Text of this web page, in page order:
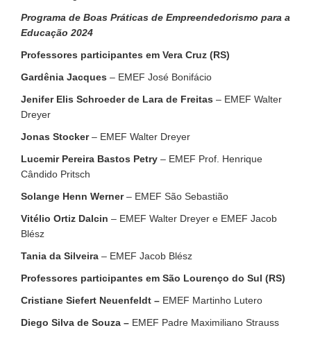
Programa de Boas Práticas de Empreendedorismo para a
Educação 2024
Professores participantes em Vera Cruz (RS)
Gardênia Jacques – EMEF José Bonifácio
Jenifer Elis Schroeder de Lara de Freitas – EMEF Walter
Dreyer
Jonas Stocker– EMEF Walter Dreyer
Lucemir Pereira Bastos Petry – EMEF Prof. Henrique
Cândido Pritsch
Solange Henn Werner– EMEF São Sebastião
Vitélio Ortiz Dalcin – EMEF Walter Dreyer e EMEF Jacob
Blész
Tania da Silveira – EMEF Jacob Blész
Professores participantes em São Lourenço do Sul (RS)
Cristiane Siefert Neuenfeldt – EMEF Martinho Lutero
Diego Silva de Souza – EMEF Padre Maximiliano Strauss